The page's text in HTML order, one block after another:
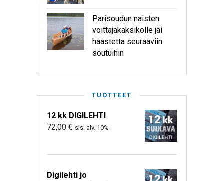
Parisoudun naisten
voittajakaksikolle jäi
haastetta seuraaviin
soutuihin
TUOTTEET
12 kk DIGILEHTI
72,00 € sis. alv. 10%
Digilehti jo